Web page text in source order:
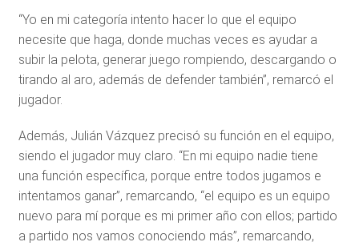
“Yo en mi categoría intento hacer lo que el equipo
necesite que haga, donde muchas veces es ayudar a
subir la pelota, generar juego rompiendo, descargando o
tirando al aro, además de defender también”, remarcó el
jugador.
Además, Julián Vázquez precisó su función en el equipo,
siendo el jugador muy claro. “En mi equipo nadie tiene
una función específica, porque entre todos jugamos e
intentamos ganar”, remarcando, “el equipo es un equipo
nuevo para mí porque es mi primer año con ellos; partido
a partido nos vamos conociendo más”, remarcando,